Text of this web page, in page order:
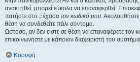
ανακτηθεί, μπορεί εύκολα να επαναφερθεί.
πατήστε στο Ξέχασα τον κωδικό μου. Ακολουθήστε
θέση να συνδεθείτε πάλι σύντομα.
Ωστόσο, αν δεν είστε σε θέση να επαναφέρετε τον
επικοινωνήστε με κάποιον διαχειριστή του
Κορυφή